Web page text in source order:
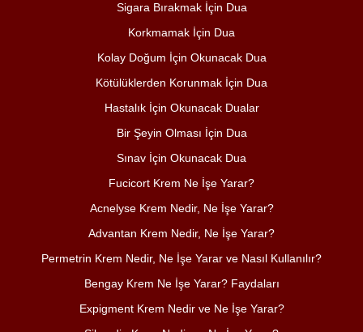
Sigara Bırakmak İçin Dua
Korkmamak İçin Dua
Kolay Doğum İçin Okunacak Dua
Kötülüklerden Korunmak İçin Dua
Hastalık İçin Okunacak Dualar
Bir Şeyin Olması İçin Dua
Sınav İçin Okunacak Dua
Fucicort Krem Ne İşe Yarar?
Acnelyse Krem Nedir, Ne İşe Yarar?
Advantan Krem Nedir, Ne İşe Yarar?
Permetrin Krem Nedir, Ne İşe Yarar ve Nasıl Kullanılır?
Bengay Krem Ne İşe Yarar? Faydaları
Expigment Krem Nedir ve Ne İşe Yarar?